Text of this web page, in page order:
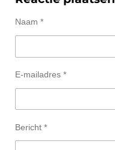
Naam *
E-mailadres *
Bericht *